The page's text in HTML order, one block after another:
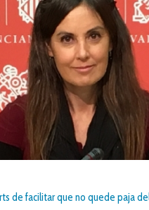
de facilitar que no quede paja